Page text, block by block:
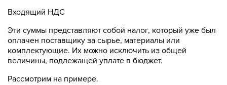
Входящий НДС
Эти суммы представляют собой налог, который уже был
оплачен поставщику за сырье, материалы или
комплектующие. Их можно исключить из общей
величины, подлежащей уплате в бюджет.
Рассмотрим на примере.